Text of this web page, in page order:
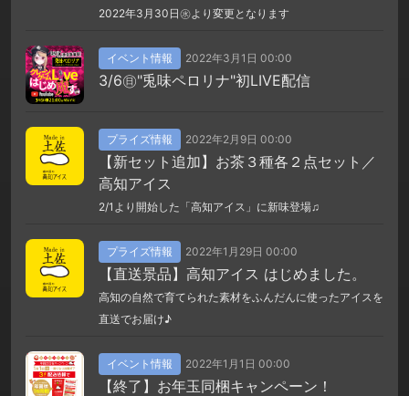
2022年3月30日㊌より変更となります
イベント情報 2022年3月1日 00:00
3/6㊐"兎味ペロリナ"初LIVE配信
プライズ情報 2022年2月9日 00:00
【新セット追加】お茶３種各２点セット／
高知アイス
2/1より開始した「高知アイス」に新味登場♫
プライズ情報 2022年1月29日 00:00
【直送景品】高知アイス はじめました。
高知の自然で育てられた素材をふんだんに使ったアイスを
直送でお届け♪
イベント情報 2022年1月1日 00:00
【終了】お年玉同梱キャンペーン！